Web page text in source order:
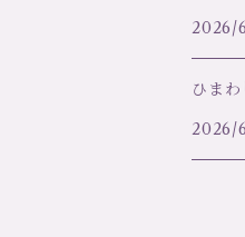
2026/
ひまわ
2026/